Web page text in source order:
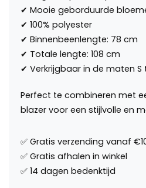
✔ Mooie geborduurde
✔ 100% polyester
✔ Binnenbeenlengte: 78 cm
✔ Totale lengte: 108 cm
✔ Verkrijgbaar in de maten S
Perfect te combineren met
blazer voor een stijlvolle en